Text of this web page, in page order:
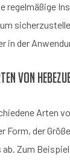
regelmäßige
in der
von
Arten
Form, der
ab. Zum